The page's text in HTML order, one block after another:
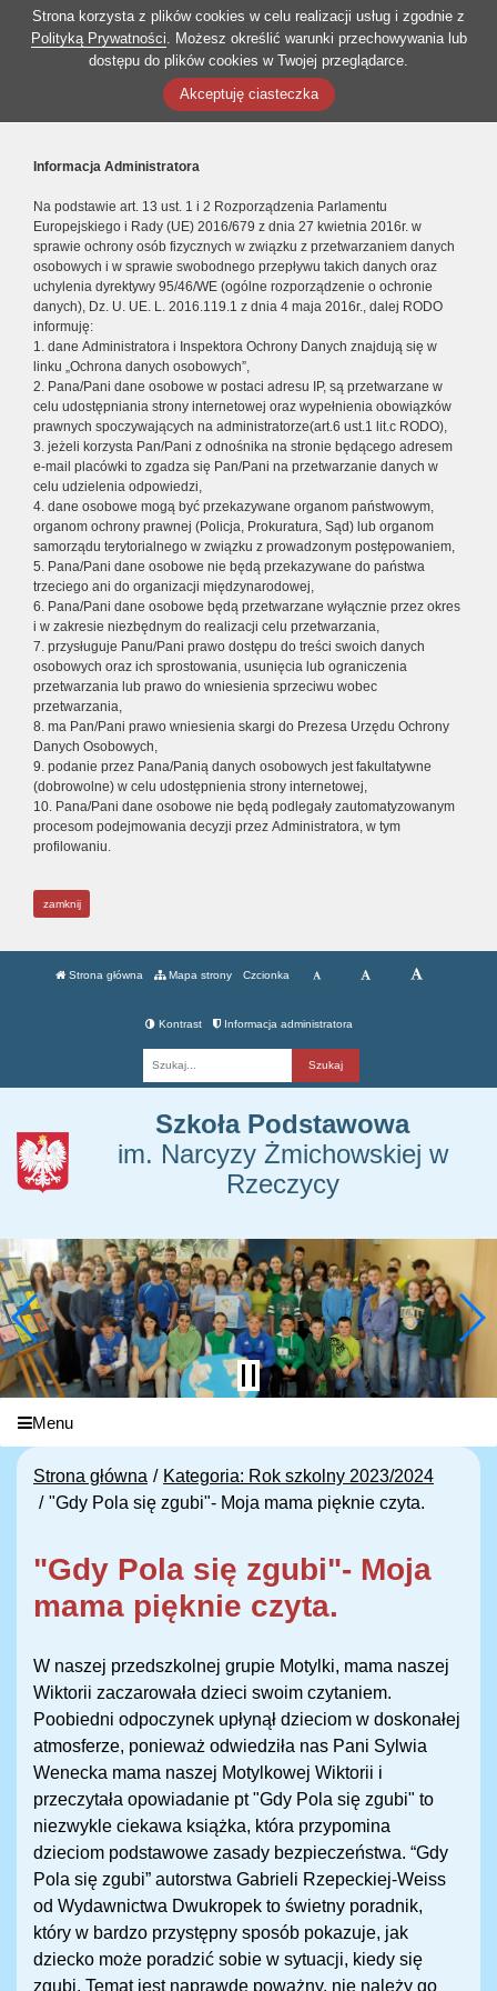
Strona korzysta z plików cookies w celu realizacji usług i zgodnie z
Polityką Prywatności. Możesz określić warunki przechowywania lub
dostępu do plików cookies w Twojej przeglądarce.
Akceptuję ciasteczka
Informacja Administratora
Na podstawie art. 13 ust. 1 i 2 Rozporządzenia Parlamentu
Europejskiego i Rady (UE) 2016/679 z dnia 27 kwietnia 2016r. w
sprawie ochrony osób fizycznych w związku z przetwarzaniem danych
osobowych i w sprawie swobodnego przepływu takich danych oraz
uchylenia dyrektywy 95/46/WE (ogólne rozporządzenie o ochronie
danych), Dz. U. UE. L. 2016.119.1 z dnia 4 maja 2016r., dalej RODO
informuję:
1. dane Administratora i Inspektora Ochrony Danych znajdują się w
linku „Ochrona danych osobowych”,
2. Pana/Pani dane osobowe w postaci adresu IP, są przetwarzane w
celu udostępniania strony internetowej oraz wypełnienia obowiązków
prawnych spoczywających na administratorze(art.6 ust.1 lit.c RODO),
3. jeżeli korzysta Pan/Pani z odnośnika na stronie będącego adresem
e-mail placówki to zgadza się Pan/Pani na przetwarzanie danych w
celu udzielenia odpowiedzi,
4. dane osobowe mogą być przekazywane organom państwowym,
organom ochrony prawnej (Policja, Prokuratura, Sąd) lub organom
samorządu terytorialnego w związku z prowadzonym postępowaniem,
5. Pana/Pani dane osobowe nie będą przekazywane do państwa
trzeciego ani do organizacji międzynarodowej,
6. Pana/Pani dane osobowe będą przetwarzane wyłącznie przez okres
i w zakresie niezbędnym do realizacji celu przetwarzania,
7. przysługuje Panu/Pani prawo dostępu do treści swoich danych
osobowych oraz ich sprostowania, usunięcia lub ograniczenia
przetwarzania lub prawo do wniesienia sprzeciwu wobec
przetwarzania,
8. ma Pan/Pani prawo wniesienia skargi do Prezesa Urzędu Ochrony
Danych Osobowych,
9. podanie przez Pana/Panią danych osobowych jest fakultatywne
(dobrowolne) w celu udostępnienia strony internetowej,
10. Pana/Pani dane osobowe nie będą podlegały zautomatyzowanym
procesom podejmowania decyzji przez Administratora, w tym
profilowaniu.
zamknij
Strona główna Mapa strony Czcionka
Kontrast Informacja administratora
Szkoła Podstawowa
im. Narcyzy Żmichowskiej w
Rzeczycy
Menu
Strona główna
Kategoria: Rok szkolny 2023/2024
"Gdy Pola się zgubi"- Moja mama pięknie czyta.
"Gdy Pola się zgubi"- Moja
mama pięknie czyta.
W naszej przedszkolnej grupie Motylki, mama naszej
Wiktorii zaczarowała dzieci swoim czytaniem.
Poobiedni odpoczynek upłynął dzieciom w doskonałej
atmosferze, ponieważ odwiedziła nas Pani Sylwia
Wenecka mama naszej Motylkowej Wiktorii i
przeczytała opowiadanie pt "Gdy Pola się zgubi" to
niezwykle ciekawa książka, która przypomina
dzieciom podstawowe zasady bezpieczeństwa. “Gdy
Pola się zgubi” autorstwa Gabrieli Rzepeckiej-Weiss
od Wydawnictwa Dwukropek to świetny poradnik,
który w bardzo przystępny sposób pokazuje, jak
dziecko może poradzić sobie w sytuacji, kiedy się
zgubi. Temat jest naprawdę poważny, nie należy go